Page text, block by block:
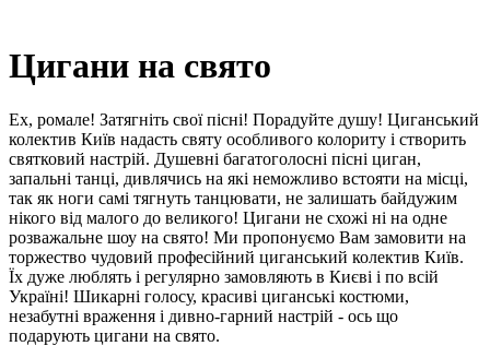
Цигани на свято
Ех, ромале! Затягніть свої пісні! Порадуйте душу! Циганський
колектив Київ надасть святу особливого колориту і створить
святковий настрій. Душевні багатоголосні пісні циган,
запальні танці, дивлячись на які неможливо встояти на місці,
так як ноги самі тягнуть танцювати, не залишать байдужим
нікого від малого до великого! Цигани не схожі ні на одне
розважальне шоу на свято! Ми пропонуємо Вам замовити на
торжество чудовий професійний циганський колектив Київ.
Їх дуже люблять і регулярно замовляють в Києві і по всій
Україні! Шикарні голосу, красиві циганські костюми,
незабутні враження і дивно-гарний настрій - ось що
подарують цигани на свято.